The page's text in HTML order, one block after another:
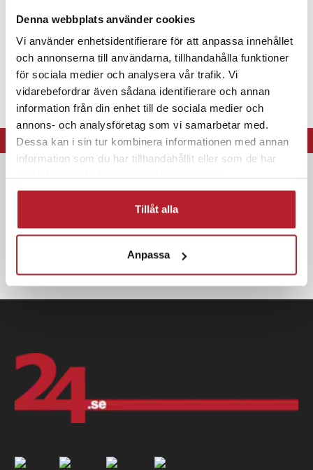
Denna webbplats använder cookies
Vi använder enhetsidentifierare för att anpassa innehållet
och annonserna till användarna, tillhandahålla funktioner
för sociala medier och analysera vår trafik. Vi
vidarebefordrar även sådana identifierare och annan
information från din enhet till de sociala medier och
annons- och analysföretag som vi samarbetar med.
Dessa kan i sin tur kombinera informationen med annan
information som du har tillhandahållit eller som de har
Tillåt alla
Anpassa
⭐ Leverans 1-2 dagar
Bli den första att få ta del av nyheter, kampanjer och exklusiva
erbjudanden Anmäl dig till vårt nyhetsbrev och SMS-kampanjer.